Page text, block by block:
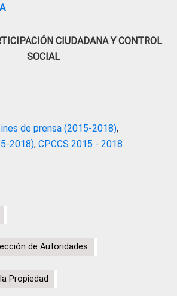
CIUDADANA Y CONTROL
SOCIAL
de prensa (2015-2018),
2018), CPCCS 2015 - 2018
de Autoridades
Propiedad